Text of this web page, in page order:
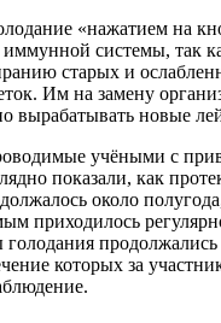
«нажатием на
иммунной системы, так
старых и
Им на замену
вырабатывать новые
учёными с
показали, как
около
приходилось
продолжались
которых за